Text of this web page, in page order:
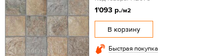
1'093 р./м2
В корзину
Быстрая покупка